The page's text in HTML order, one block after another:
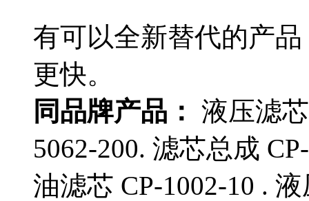
有可以全新替代的产
更快。
同品牌产品： 液压滤
5062-200. 滤芯总成
油滤芯 CP-1002-10 .